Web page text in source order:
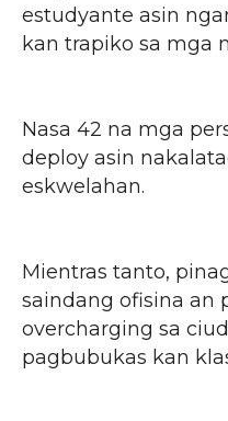
estudyante asin
kan trapiko sa mga
Nasa 42 na mga
deploy asin
eskwelahan.
Mientras tanto,
saindang ofisina an
overcharging sa
pagbubukas kan